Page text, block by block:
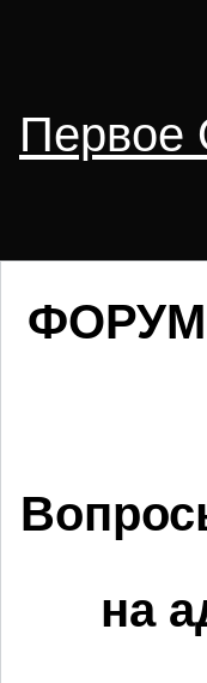
Первое
на